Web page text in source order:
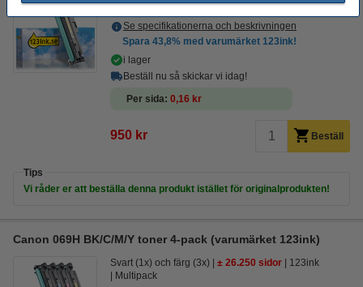
Se specifikationerna och beskrivningen
Spara 43,8% med varumärket 123ink!
i lager
Beställ nu så skickar vi idag!
Per sida 0,16 kr
950 kr Beställ
Tips
Vi råder er att beställa denna produkt istället för originalprodukten!
Canon 069H BK/C/M/Y toner 4-pack (varumärket 123ink)
Svart (1x) och färg (3x) ± 26.250 sidor
123ink
Multipack